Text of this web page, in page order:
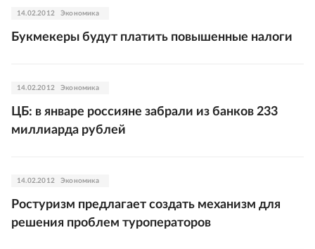
14.02.2012 Экономика
Букмекеры будут платить повышенные налоги
14.02.2012 Экономика
ЦБ: в январе россияне забрали из банков 233
миллиарда рублей
14.02.2012 Экономика
Ростуризм предлагает создать механизм для
решения проблем туроператоров